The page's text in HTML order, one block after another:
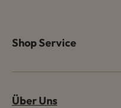
Shop Service
Über Uns